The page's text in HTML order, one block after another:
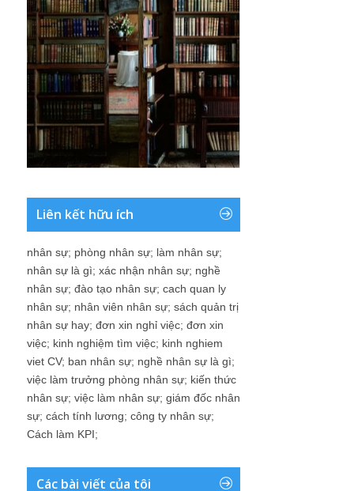
Liên kết hữu ích
nhân sự; phòng nhân sự; làm nhân sự;
nhân sự là gì; xác nhận nhân sự; nghề
nhân sự; đào tạo nhân sự; cach quan ly
nhân sự; nhân viên nhân sự; sách quản trị
nhân sự hay; đơn xin nghỉ việc; đơn xin
việc; kinh nghiệm tìm việc; kinh nghiem
viet CV; ban nhân sự; nghề nhân sự là gì;
việc làm trưởng phòng nhân sự; kiến thức
nhân sự; việc làm nhân sự; giám đốc nhân
sự; cách tính lương; công ty nhân sự;
Cách làm KPI;
Các bài viết của tôi